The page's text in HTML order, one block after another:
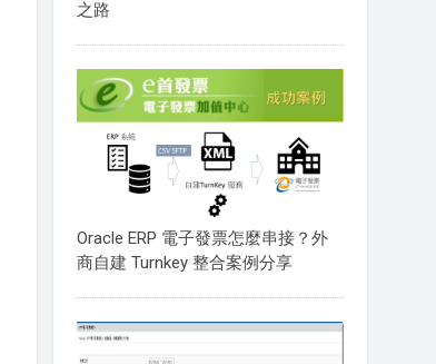
之路
Oracle ERP 電子發票怎麼串接？外
商自建 Turnkey 整合案例分享